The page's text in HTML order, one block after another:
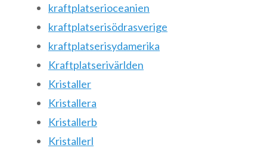
kraftplatserioceanien
kraftplatserisödrasverige
kraftplatserisydamerika
Kraftplatserivärlden
Kristaller
Kristallera
Kristallerb
Kristallerl